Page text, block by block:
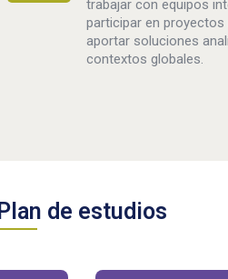
trabajar con equipos
participar en
aportar soluciones
contextos globales.
Plan de estudios